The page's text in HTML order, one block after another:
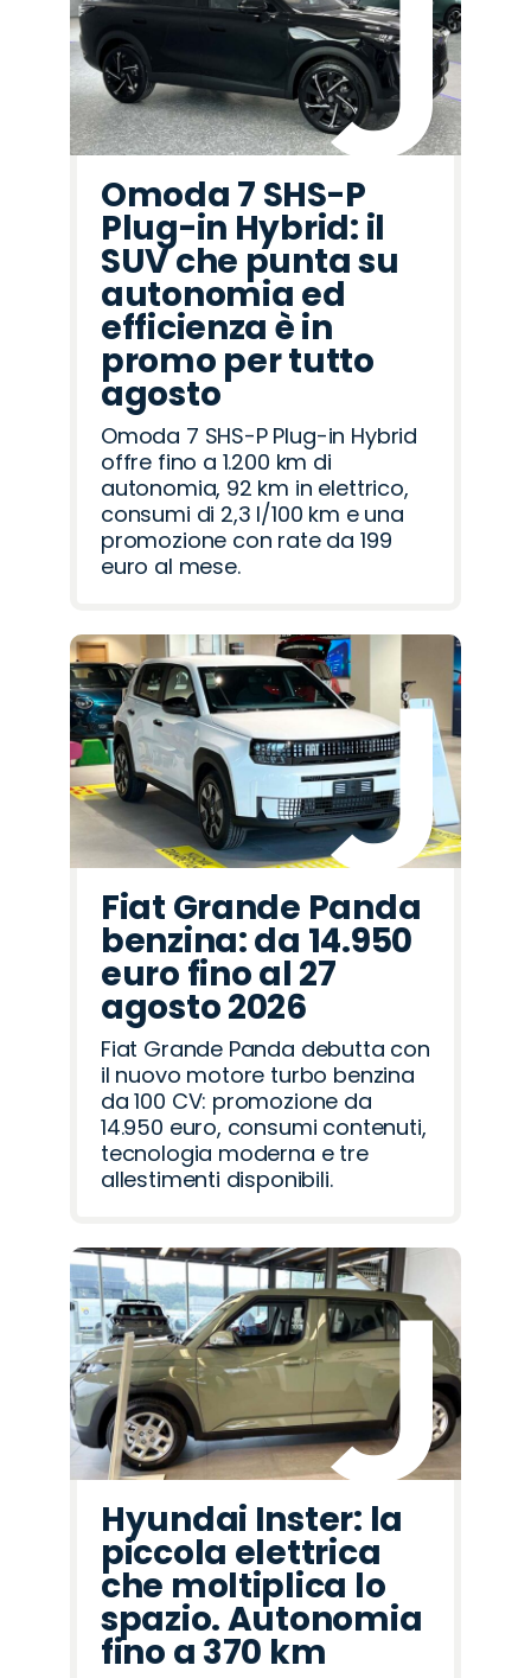
Omoda 7 SHS-P
Plug-in Hybrid: il
SUV che punta su
autonomia ed
efficienza è in
promo per tutto
agosto
Omoda 7 SHS-P Plug-in Hybrid
offre fino a 1.200 km di
autonomia, 92 km in elettrico,
consumi di 2,3 l/100 km e una
promozione con rate da 199
euro al mese.
Fiat Grande Panda
benzina: da 14.950
euro fino al 27
agosto 2026
Fiat Grande Panda debutta con
il nuovo motore turbo benzina
da 100 CV: promozione da
14.950 euro, consumi contenuti,
tecnologia moderna e tre
allestimenti disponibili.
Hyundai Inster: la
piccola elettrica
che moltiplica lo
spazio. Autonomia
fino a 370 km